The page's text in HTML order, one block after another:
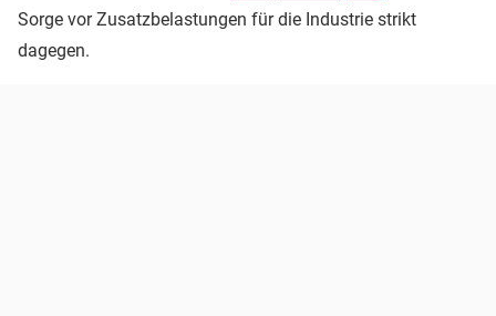
Sorge vor Zusatzbelastungen für die Industrie strikt
dagegen.